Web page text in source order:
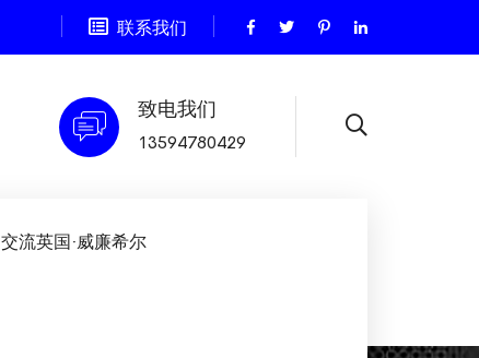
联系我们
致电我们
13594780429
交流英国·威廉希尔